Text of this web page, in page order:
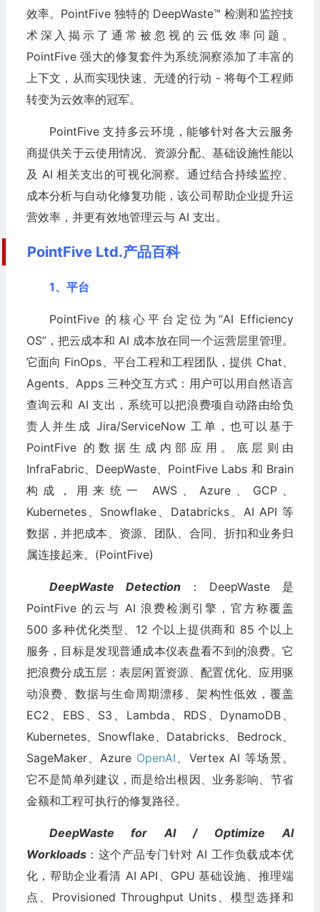
效率。PointFive 独特的 DeepWaste™ 检测和监控技
术深入揭示了通常被忽视的云低效率问题。
PointFive 强大的修复套件为系统洞察添加了丰富的
上下文，从而实现快速、无缝的行动 - 将每个工程师
转变为云效率的冠军。
PointFive 支持多云环境，能够针对各大云服务
商提供关于云使用情况、资源分配、基础设施性能以
及 AI 相关支出的可视化洞察。通过结合持续监控、
成本分析与自动化修复功能，该公司帮助企业提升运
营效率，并更有效地管理云与 AI 支出。
PointFive Ltd.产品百科
1、平台
PointFive 的核心平台定位为“AI Efficiency
OS”，把云成本和 AI 成本放在同一个运营层里管理。
它面向 FinOps、平台工程和工程团队，提供 Chat、
Agents、Apps 三种交互方式：用户可以用自然语言
查询云和 AI 支出，系统可以把浪费项自动路由给负
责人并生成 Jira/ServiceNow 工单，也可以基于
PointFive 的数据生成内部应用。底层则由
InfraFabric、DeepWaste、PointFive Labs 和 Brain
构成，用来统一 AWS、Azure、GCP、
Kubernetes、Snowflake、Databricks、AI API 等
数据，并把成本、资源、团队、合同、折扣和业务归
属连接起来。(PointFive)
DeepWaste Detection：DeepWaste 是
PointFive 的云与 AI 浪费检测引擎，官方称覆盖
500 多种优化类型、12 个以上提供商和 85 个以上
服务，目标是发现普通成本仪表盘看不到的浪费。它
把浪费分成五层：表层闲置资源、配置优化、应用驱
动浪费、数据与生命周期漂移、架构性低效，覆盖
EC2、EBS、S3、Lambda、RDS、DynamoDB、
Kubernetes、Snowflake、Databricks、Bedrock、
SageMaker、Azure OpenAI 、Vertex AI 等场景。
它不是简单列建议，而是给出根因、业务影响、节省
金额和工程可执行的修复路径。
DeepWaste for AI / Optimize AI
Workloads：这个产品专门针对 AI 工作负载成本优
化，帮助企业看清 AI API、GPU 基础设施、推理端
点、Provisioned Throughput Units、模型选择和